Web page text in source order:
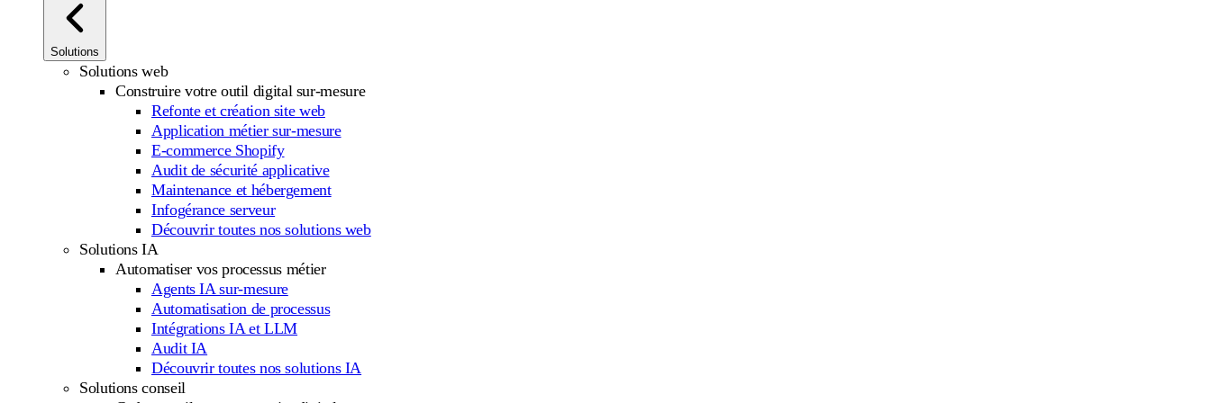
Solutions
Solutions web
Construire votre outil digital sur-mesure
Refonte et création site web
Application métier sur-mesure
E-commerce Shopify
Audit de sécurité applicative
Maintenance et hébergement
Infogérance serveur
Découvrir toutes nos solutions web
Solutions IA
Automatiser vos processus métier
Agents IA sur-mesure
Automatisation de processus
Intégrations IA et LLM
Audit IA
Découvrir toutes nos solutions IA
Solutions conseil